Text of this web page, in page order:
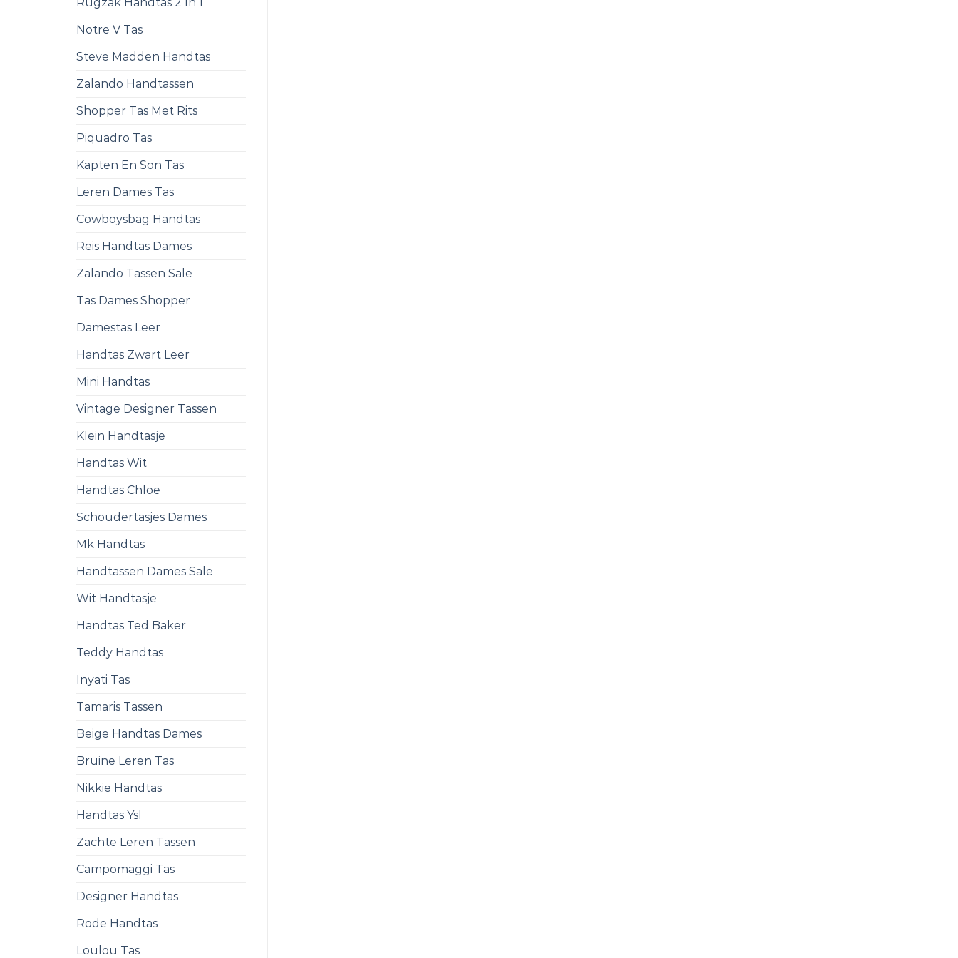
Notre V Tas
Steve Madden Handtas
Zalando Handtassen
Shopper Tas Met Rits
Piquadro Tas
Kapten En Son Tas
Leren Dames Tas
Cowboysbag Handtas
Reis Handtas Dames
Zalando Tassen Sale
Tas Dames Shopper
Damestas Leer
Handtas Zwart Leer
Mini Handtas
Vintage Designer Tassen
Klein Handtasje
Handtas Wit
Handtas Chloe
Schoudertasjes Dames
Mk Handtas
Handtassen Dames Sale
Wit Handtasje
Handtas Ted Baker
Teddy Handtas
Inyati Tas
Tamaris Tassen
Beige Handtas Dames
Bruine Leren Tas
Nikkie Handtas
Handtas Ysl
Zachte Leren Tassen
Campomaggi Tas
Designer Handtas
Rode Handtas
Loulou Tas